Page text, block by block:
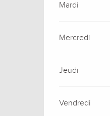
Mardi
Mercredi
Jeudi
Vendredi